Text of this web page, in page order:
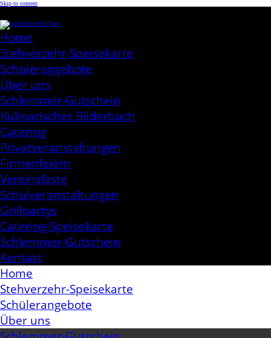
Skip to content
Home
Stehverzehr-Speisekarte
Schülerangebote
Über uns
Schlemmer-Gutschein
Kulinarisches Bilderbuch
Catering
Privatveranstaltungen
Firmenfeiern
Vereinsfeste
Schulveranstaltungen
Grillpartys
Catering-Speisekarte
Schlemmer-Gutschein
Kontakt
Home
Stehverzehr-Speisekarte
Schülerangebote
Über uns